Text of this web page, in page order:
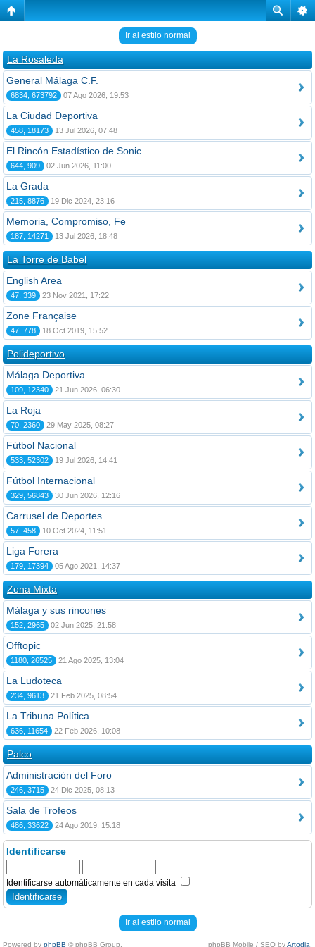
Ir al estilo normal
La Rosaleda
General Málaga C.F.
6834, 673792 07 Ago 2026, 19:53
La Ciudad Deportiva
458, 18173 13 Jul 2026, 07:48
El Rincón Estadístico de Sonic
644, 909 02 Jun 2026, 11:00
La Grada
215, 8876 19 Dic 2024, 23:16
Memoria, Compromiso, Fe
187, 14271 13 Jul 2026, 18:48
La Torre de Babel
English Area
47, 339 23 Nov 2021, 17:22
Zone Française
47, 778 18 Oct 2019, 15:52
Polideportivo
Málaga Deportiva
109, 12340 21 Jun 2026, 06:30
La Roja
70, 2360 29 May 2025, 08:27
Fútbol Nacional
533, 52302 19 Jul 2026, 14:41
Fútbol Internacional
329, 56843 30 Jun 2026, 12:16
Carrusel de Deportes
57, 458 10 Oct 2024, 11:51
Liga Forera
179, 17394 05 Ago 2021, 14:37
Zona Mixta
Málaga y sus rincones
152, 2965 02 Jun 2025, 21:58
Offtopic
1180, 26525 21 Ago 2025, 13:04
La Ludoteca
234, 9613 21 Feb 2025, 08:54
La Tribuna Política
636, 11654 22 Feb 2026, 10:08
Palco
Administración del Foro
246, 3715 24 Dic 2025, 08:13
Sala de Trofeos
486, 33622 24 Ago 2019, 15:18
Identificarse
Identificarse automáticamente en cada visita
Ir al estilo normal
Powered by phpBB © phpBB Group. phpBB Mobile / SEO byArtodia